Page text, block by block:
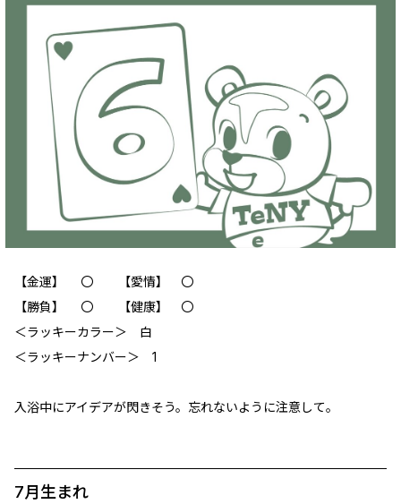
【金運】 〇 【愛情】 〇
【勝負】 〇 【健康】 〇
＜ラッキーカラー＞ 白
＜ラッキーナンバー＞ 1
入浴中にアイデアが閃きそう。忘れないように注意して。
7月生まれ